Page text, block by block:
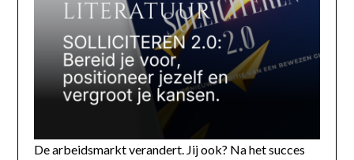
De arbeidsmarkt verandert. Jij ook? Na het succes